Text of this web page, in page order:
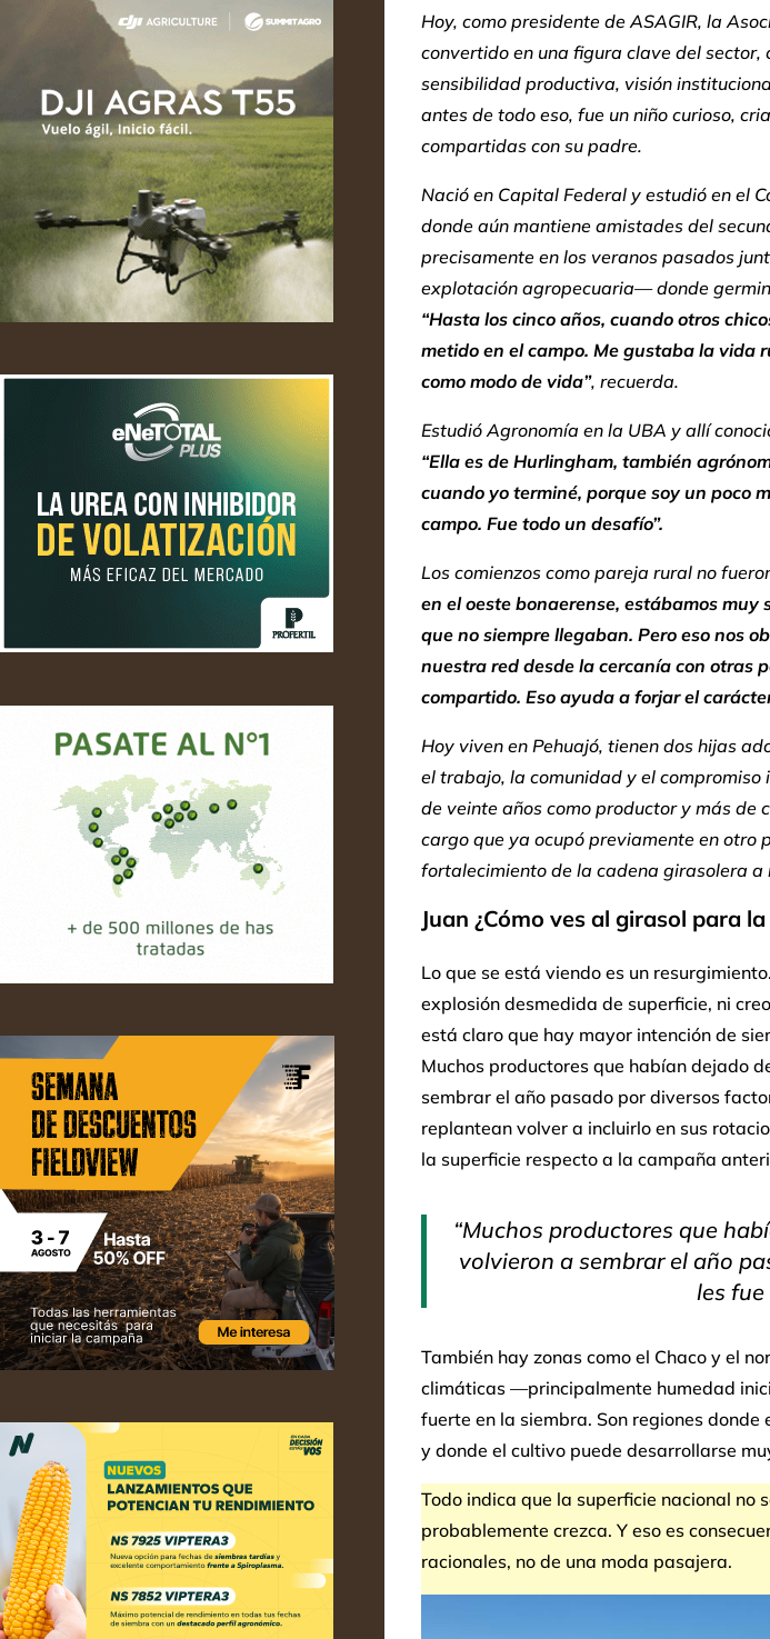
Hoy, como presidente de ASAGIR, la
convertido en una figura clave del sector,
sensibilidad productiva, visión
antes de todo eso, fue un niño curioso,
compartidas con su padre.
Nació en Capital Federal y estudió en el
donde aún mantiene amistades del
precisamente en los veranos pasados
explotación agropecuaria— donde
“Hasta los cinco años, cuando otros
metido en el campo. Me gustaba la vida
como modo de vida”, recuerda.
Estudió Agronomía en la UBA y allí
“Ella es de Hurlingham, también
cuando yo terminé, porque soy un poco
campo. Fue todo un desafío”.
Los comienzos como pareja rural no
en el oeste bonaerense, estábamos
que no siempre llegaban. Pero eso nos
nuestra red desde la cercanía con otras
compartido. Eso ayuda a forjar el
Hoy viven en Pehuajó, tienen dos hijas
el trabajo, la comunidad y el
de veinte años como productor y más de
cargo que ya ocupó previamente en
fortalecimiento de la cadena girasolera a
Juan ¿Cómo ves al girasol para
Lo que se está viendo es un
explosión desmedida de superficie, ni
está claro que hay mayor intención de
Muchos productores que habían dejado
sembrar el año pasado por diversos
replantean volver a incluirlo en sus
la superficie respecto a la campaña
“Muchos productores que
volvieron a sembrar el año
les fue
También hay zonas como el Chaco y el
climáticas —principalmente humedad
fuerte en la siembra. Son regiones
y donde el cultivo puede desarrollarse
Todo indica que la superficie nacional no
probablemente crezca. Y eso es
racionales, no de una moda pasajera.